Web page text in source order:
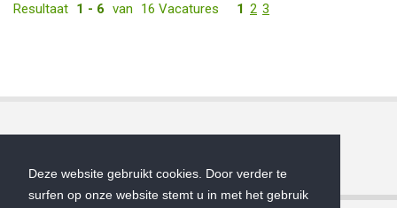
Deze website gebruikt cookies. Door verder te
surfen op onze website stemt u in met het gebruik
Resultaat 1 - 6 van 16 Vacatures 1 2 3